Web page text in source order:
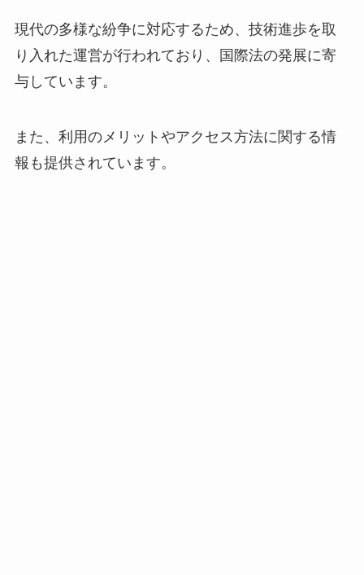
現代の多様な紛争に対応するため、技術進歩を取
り入れた運営が行われており、国際法の発展に寄
与しています。
また、利用のメリットやアクセス方法に関する情
報も提供されています。